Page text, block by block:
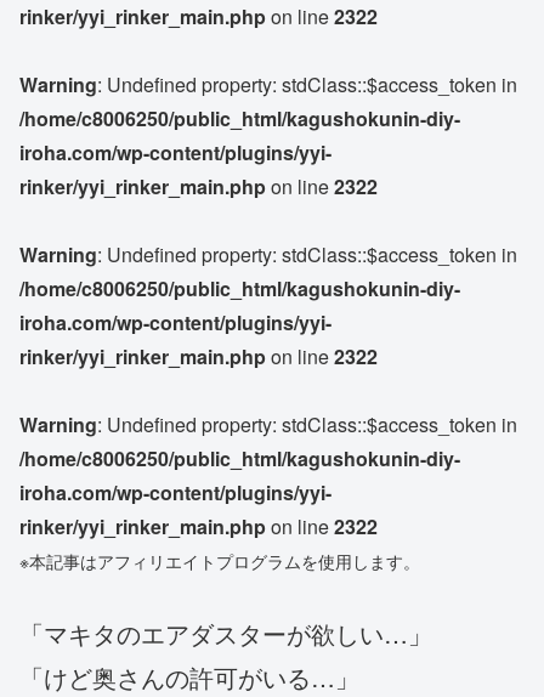
rinker/yyi_rinker_main.phpon line2322
Warning: Undefined property: stdClass::$access_token in
/home/c8006250/public_html/kagushokunin-diy-
iroha.com/wp-content/plugins/yyi-
rinker/yyi_rinker_main.phpon line2322
Warning: Undefined property: stdClass::$access_token in
/home/c8006250/public_html/kagushokunin-diy-
iroha.com/wp-content/plugins/yyi-
rinker/yyi_rinker_main.phpon line2322
Warning: Undefined property: stdClass::$access_token in
/home/c8006250/public_html/kagushokunin-diy-
iroha.com/wp-content/plugins/yyi-
rinker/yyi_rinker_main.phpon line2322
※本記事はアフィリエイトプログラムを使用します。
「マキタのエアダスターが欲しい…」
「けど奥さんの許可がいる…」